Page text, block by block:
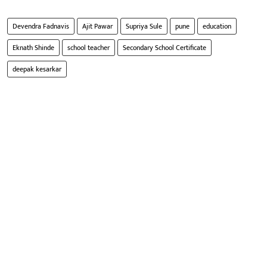
Devendra Fadnavis Ajit Pawar Supriya Sule pune
education
Eknath Shinde
school teacher
Secondary School Certificate
deepak kesarkar